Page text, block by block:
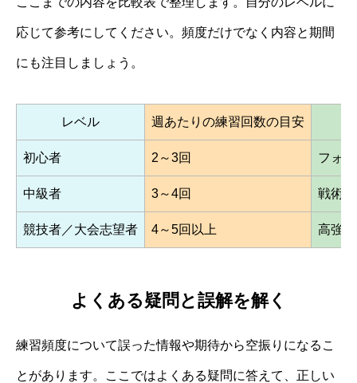
応じて参考にしてください。頻度だけでなく内容と期間
にも注目しましょう。
レベル 週あたりの練習回数の目安
初心者 2～3回 フォ
中級者 3～4回 戦術
競技者／大会志望者 4～5回以上 高強
よくある疑問と誤解を解く
練習頻度について誤った情報や期待から空振りになるこ
とがあります。ここではよくある疑問に答えて、正しい